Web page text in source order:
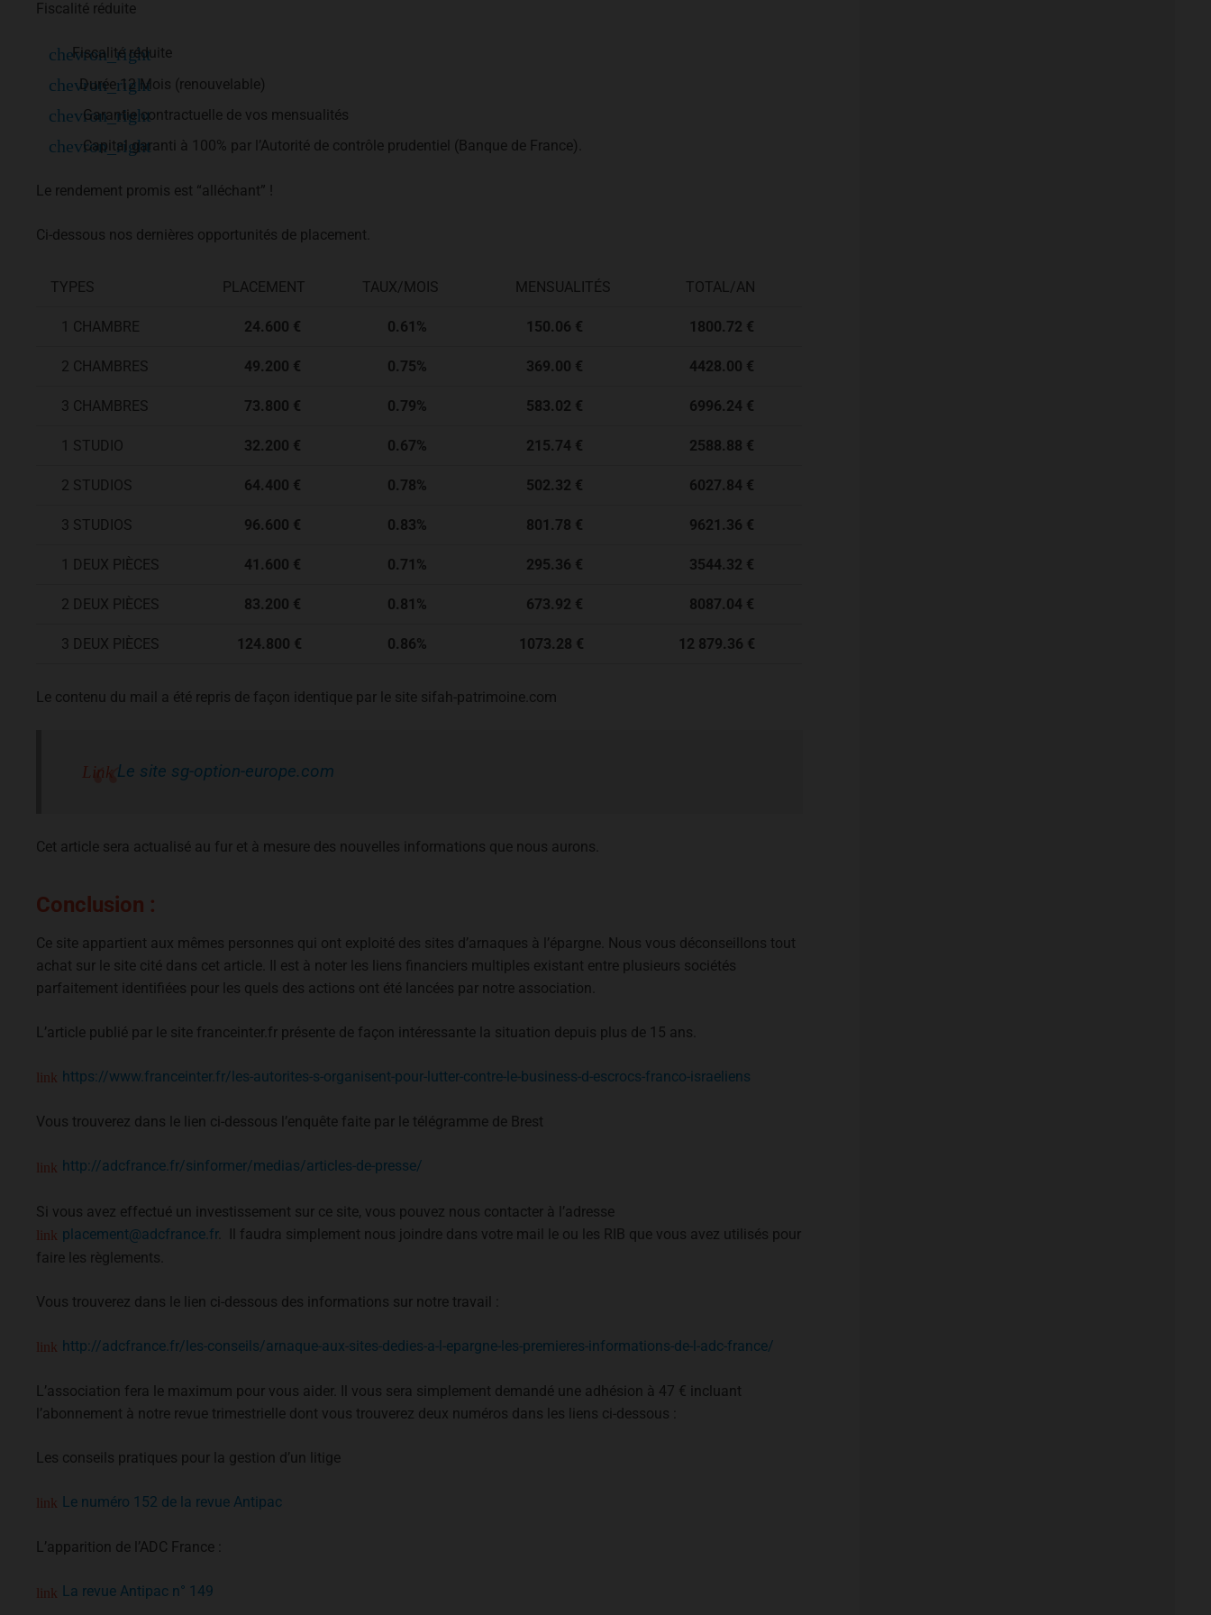
Fiscalité réduite
Fiscalité réduite
Durée 12 Mois (renouvelable)
Garantie contractuelle de vos mensualités
Capital garanti à 100% par l’Autorité de contrôle prudentiel (Banque de France).
Le rendement promis est “alléchant” !
Ci-dessous nos dernières opportunités de placement.
TYPES PLACEMENT TAUX/MOIS MENSUALITÉS TOTAL/AN
1 CHAMBRE 24.600 € 0.61% 150.06 € 1800.72 €
2 CHAMBRES 49.200 € 0.75% 369.00 € 4428.00 €
3 CHAMBRES 73.800 € 0.79% 583.02 € 6996.24 €
1 STUDIO 32.200 € 0.67% 215.74 € 2588.88 €
2 STUDIOS 64.400 € 0.78% 502.32 € 6027.84 €
3 STUDIOS 96.600 € 0.83% 801.78 € 9621.36 €
1 DEUX PIÈCES 41.600 € 0.71% 295.36 € 3544.32 €
2 DEUX PIÈCES 83.200 € 0.81% 673.92 € 8087.04 €
3 DEUX PIÈCES 124.800 € 0.86% 1073.28 € 12 879.36 €
Le contenu du mail a été repris de façon identique par le site sifah-patrimoine.com
Le site sg-option-europe.com
Cet article sera actualisé au fur et à mesure des nouvelles informations que nous aurons.
Conclusion :
Ce site appartient aux mêmes personnes qui ont exploité des sites d’arnaques à l’épargne. Nous vous déconseillons tout
achat sur le site cité dans cet article. Il est à noter les liens financiers multiples existant entre plusieurs sociétés
parfaitement identifiées pour les quels des actions ont été lancées par notre association.
L’article publié par le site franceinter.fr présente de façon intéressante la situation depuis plus de 15 ans.
https://www.franceinter.fr/les-autorites-s-organisent-pour-lutter-contre-le-business-d-escrocs-franco-israeliens
Vous trouverez dans le lien ci-dessous l’enquête faite par le télégramme de Brest
http://adcfrance.fr/sinformer/medias/articles-de-presse/
Si vous avez effectué un investissement sur ce site, vous pouvez nous contacter à l’adresse
placement@adcfrance.fr. Il faudra simplement nous joindre dans votre mail le ou les RIB que vous avez utilisés pour
faire les règlements.
Vous trouverez dans le lien ci-dessous des informations sur notre travail :
http://adcfrance.fr/les-conseils/arnaque-aux-sites-dedies-a-l-epargne-les-premieres-informations-de-l-adc-france/
L’association fera le maximum pour vous aider. Il vous sera simplement demandé une adhésion à 47 € incluant
l’abonnement à notre revue trimestrielle dont vous trouverez deux numéros dans les liens ci-dessous :
Les conseils pratiques pour la gestion d’un litige
Le numéro 152 de la revue Antipac
L’apparition de l’ADC France :
La revue Antipac n° 149